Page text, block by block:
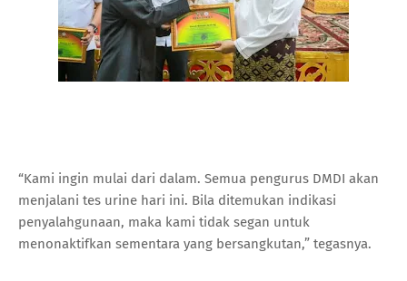
“Kami ingin mulai dari dalam. Semua pengurus DMDI akan
menjalani tes urine hari ini. Bila ditemukan indikasi
penyalahgunaan, maka kami tidak segan untuk
menonaktifkan sementara yang bersangkutan,” tegasnya.